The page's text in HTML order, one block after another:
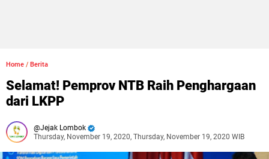
Home / Berita
Selamat! Pemprov NTB Raih Penghargaan
dari LKPP
Jejak Lombok
Thursday, November 19, 2020, Thursday, November 19, 2020 WIB